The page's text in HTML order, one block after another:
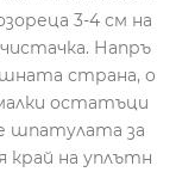
3-4 см на
Напръ
страна, о
остатъци
шпатулата за
край на уплътн